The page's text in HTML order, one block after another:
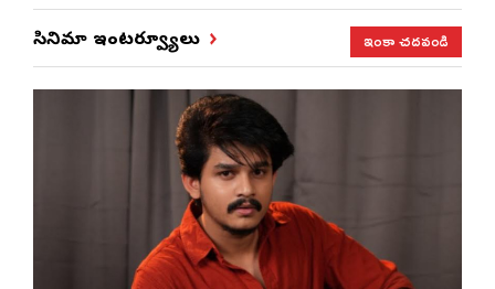
సినిమా ఇంటర్వ్యూలు ఇంకా చదవండి